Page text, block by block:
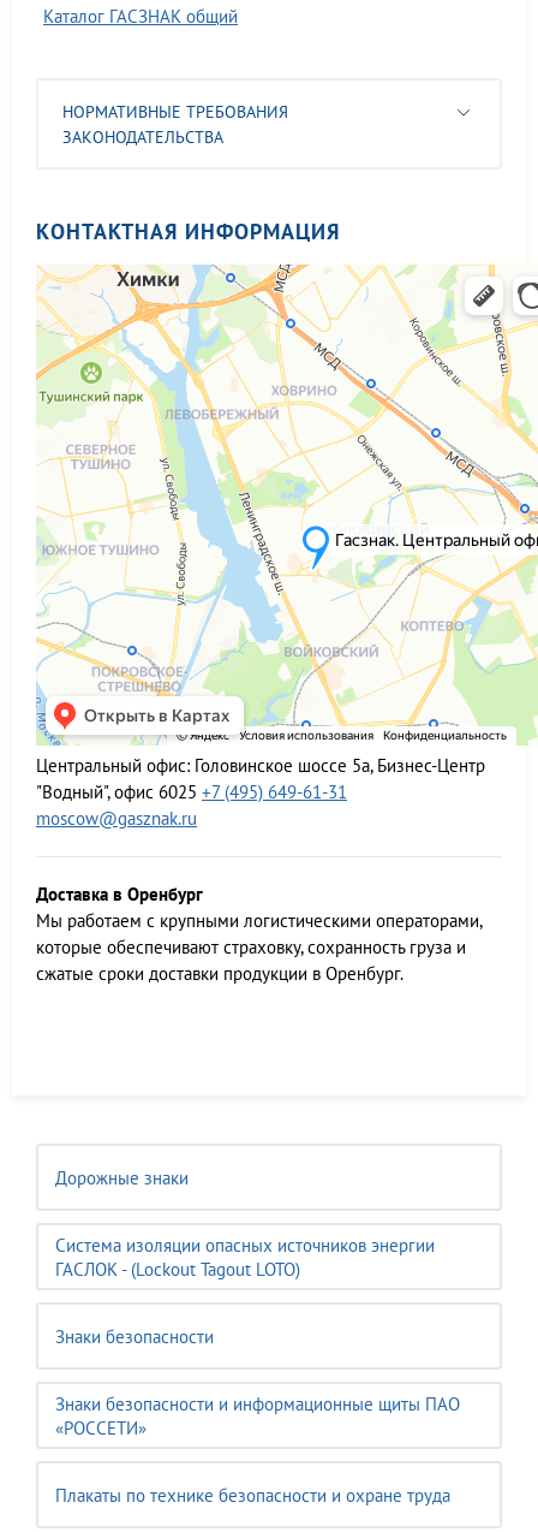
Дорожные знаки
Система изоляции опасных источников энергии
ГАСЛОК - (Lockout Tagout LOTO)
Знаки безопасности
Знаки безопасности и информационные щиты ПАО
«РОССЕТИ»
Плакаты по технике безопасности и охране труда
Каталог ГАСЗНАК общий
НОРМАТИВНЫЕ ТРЕБОВАНИЯ
ЗАКОНОДАТЕЛЬСТВА
КОНТАКТНАЯ ИНФОРМАЦИЯ
Центральный офис: Головинское шоссе 5а, Бизнес-Центр
"Водный", офис 6025 +7 (495) 649-61-31
moscow@gasznak.ru
Доставка в Оренбург
Мы работаем c крупными логистическими операторами,
которые обеспечивают страховку, сохранность груза и
сжатые сроки доставки продукции в Оренбург.